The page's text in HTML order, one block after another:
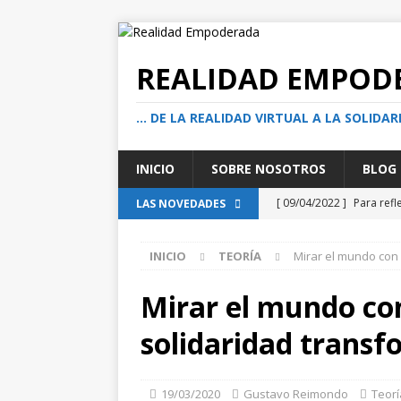
REALIDAD
… DE LA REALIDAD VIRTUAL A LA
INICIO SOBRE NOSOTROS BLOG
LAS NOVEDADES [ 09/04/2022 ] Para
[ 05/08/2026 ] El
transformadoras
encuentro en la calle
INICIO TEORÍA Mirar el mundo
Mirar el mundo
solidaridad
19/03/2020 Gustavo Reimondo